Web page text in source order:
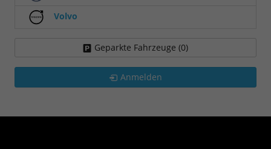
Volvo
Geparkte Fahrzeuge (0)
Anmelden